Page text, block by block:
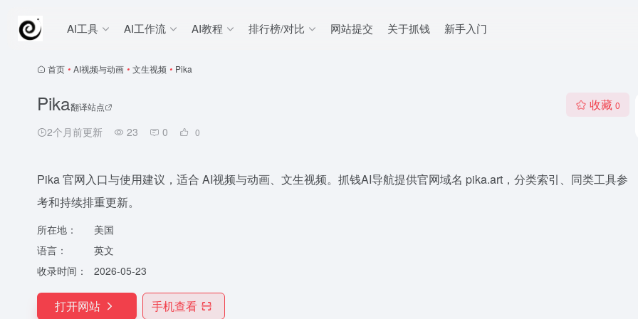
AI工具 AI工作流 AI教程 排行榜/对比 网站提交 关于抓钱 新手入门
首页 • AI视频与动画 • 文生视频 • Pika
Pika翻译站点
2个月前更新 23 0 0
收藏 0
Pika 官网入口与使用建议，适合 AI视频与动画、文生视频。抓钱AI导航提供官网域名 pika.art，分类索引、同类工具参
考和持续排重更新。
所在地：
美国
语言：
英文
收录时间：
2026-05-23
打开网站 手机查看